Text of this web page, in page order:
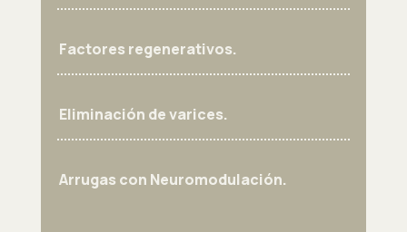
Factores regenerativos.
Eliminación de varices.
Arrugas con Neuromodulación.